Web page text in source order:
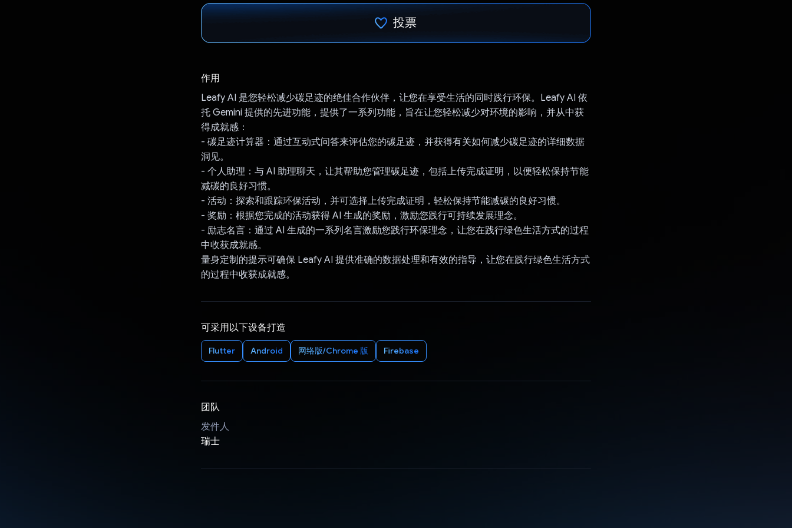
投票
作用
Leafy AI 是您轻松减少碳足迹的绝佳合作伙伴，让您在享受生活的同时践行环保。Leafy AI 依
托 Gemini 提供的先进功能，提供了一系列功能，旨在让您轻松减少对环境的影响，并从中获
得成就感：
- 碳足迹计算器：通过互动式问答来评估您的碳足迹，并获得有关如何减少碳足迹的详细数据
洞见。
- 个人助理：与 AI 助理聊天，让其帮助您管理碳足迹，包括上传完成证明，以便轻松保持节能
减碳的良好习惯。
- 活动：探索和跟踪环保活动，并可选择上传完成证明，轻松保持节能减碳的良好习惯。
- 奖励：根据您完成的活动获得 AI 生成的奖励，激励您践行可持续发展理念。
- 励志名言：通过 AI 生成的一系列名言激励您践行环保理念，让您在践行绿色生活方式的过程
中收获成就感。
量身定制的提示可确保 Leafy AI 提供准确的数据处理和有效的指导，让您在践行绿色生活方式
的过程中收获成就感。
可采用以下设备打造
Flutter Android 网络版/Chrome 版 Firebase
团队
发件人
瑞士